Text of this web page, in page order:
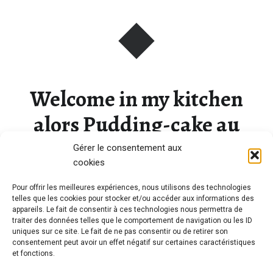
Gérer le consentement aux
cookies
Pour offrir les meilleures expériences, nous utilisons des technologies
telles que les cookies pour stocker et/ou accéder aux informations des
appareils. Le fait de consentir à ces technologies nous permettra de
traiter des données telles que le comportement de navigation ou les ID
uniques sur ce site. Le fait de ne pas consentir ou de retirer son
consentement peut avoir un effet négatif sur certaines caractéristiques
et fonctions.
Welcome in my kitchen
alors Pudding-cake au
chocolat
Aujourd’hui je répond à une commande un peu particulière.
Les enseignantes de…